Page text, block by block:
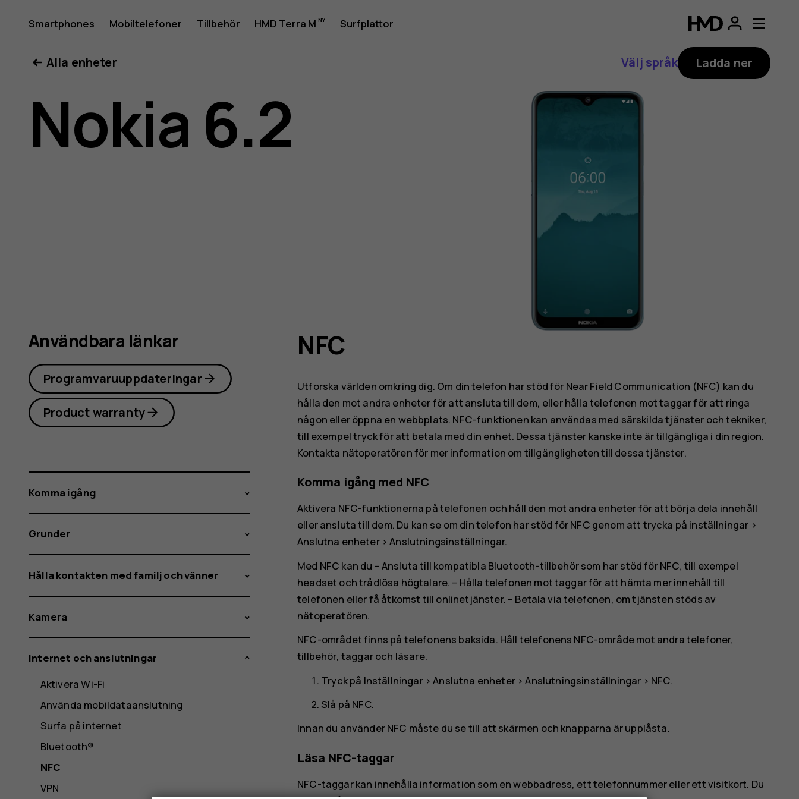
Användarhandbok
för
Nokia
Smartphones Mobiltelefoner Tillbehör HMD Terra M Surfplattor
Alla enheter
Välj språk Ladda ner
Nokia 6.2
NFC
Utforska världen omkring dig. Om din telefon har stöd för Near Field Communication (NFC) kan du
hålla den mot andra enheter för att ansluta till dem, eller hålla telefonen mot taggar för att ringa
någon eller öppna en webbplats. NFC-funktionen kan användas med särskilda tjänster och tekniker,
till exempel tryck för att betala med din enhet. Dessa tjänster kanske inte är tillgängliga i din region.
Kontakta nätoperatören för mer information om tillgängligheten till dessa tjänster.
Komma igång med NFC
Aktivera NFC-funktionerna på telefonen och håll den mot andra enheter för att börja dela innehåll
eller ansluta till dem. Du kan se om din telefon har stöd för NFC genom att trycka på inställningar >
Anslutna enheter>Anslutningsinställningar.
Med NFC kan du – Ansluta till kompatibla Bluetooth-tillbehör som har stöd för NFC, till exempel
headset och trådlösa högtalare. – Hålla telefonen mot taggar för att hämta mer innehåll till
telefonen eller få åtkomst till onlinetjänster. – Betala via telefonen, om tjänsten stöds av
nätoperatören.
NFC-området finns på telefonens baksida. Håll telefonens NFC-område mot andra telefoner,
tillbehör, taggar och läsare.
Tryck på Inställningar>Anslutna enheter>Anslutningsinställningar > NFC.
Slå på NFC.
Innan du använder NFC måste du se till att skärmen och knapparna är upplåsta.
Läsa NFC-taggar
NFC-taggar kan innehålla information som en webbadress, ett telefonnummer eller ett visitkort. Du
Användbara länkar
Programvaruuppdateringar
Product warranty
Komma igång
Grunder
Hålla kontakten med familj och vänner
Kamera
Internet och anslutningar
Aktivera Wi-Fi
Använda mobildataanslutning
Surfa på internet
Bluetooth®
NFC
VPN